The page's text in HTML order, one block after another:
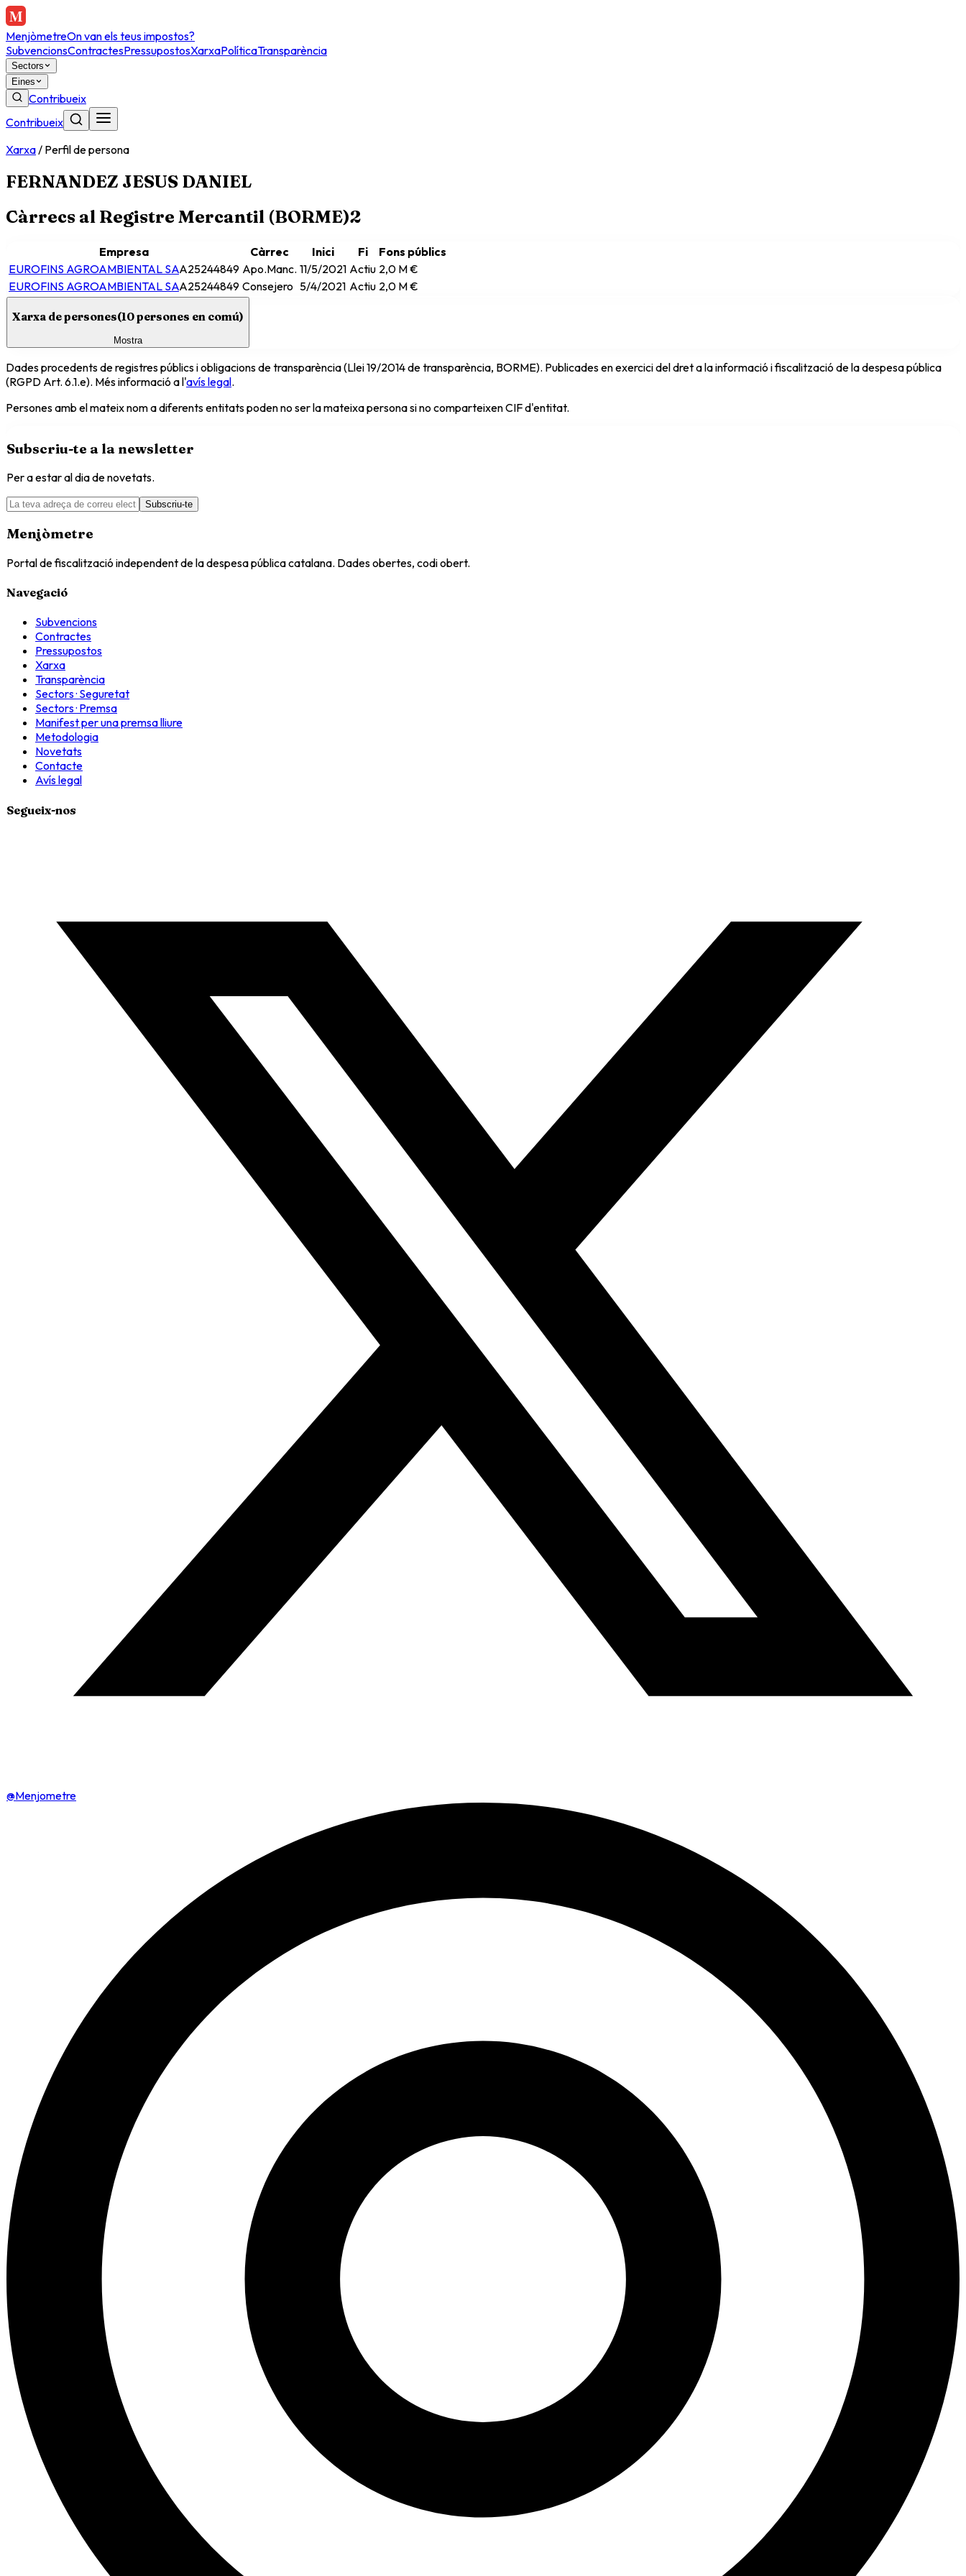
MenjòmetreOn van els teus impostos?
SubvencionsContractesPressupostosXarxaPolíticaTransparència
Sectors
Eines
Contribueix
Contribueix
Xarxa/ Perfil de persona
FERNANDEZ JESUS DANIEL
Càrrecs al Registre Mercantil (BORME)2
Empresa Càrrec Inici Fi
Fons públics
EUROFINS AGROAMBIENTAL SAA25244849 Apo.Manc. 11/5/2021 Actiu 2,0 M €
EUROFINS AGROAMBIENTAL SAA25244849 Consejero 5/4/2021 Actiu 2,0 M €
Xarxa de persones(10persones en comú)
Mostra
Dades procedents de registres públics i obligacions de transparència (Llei 19/2014 de transparència, BORME). Publicades en exercici del dret a la informació i fiscalització de la despesa pública
(RGPD Art. 6.1.e). Més informació a l'avís legal.
Persones amb el mateix nom a diferents entitats poden no ser la mateixa persona si no comparteixen CIF d'entitat.
Subscriu-te a la newsletter
Per a estar al dia de novetats.
Subscriu-te
Menjòmetre
Portal de fiscalització independent de la despesa pública catalana. Dades obertes, codi obert.
Navegació
Subvencions
Contractes
Pressupostos
Xarxa
Transparència
Sectors · Seguretat
Sectors · Premsa
Manifest per una premsa lliure
Metodologia
Novetats
Contacte
Avís legal
Segueix-nos
@Menjometre